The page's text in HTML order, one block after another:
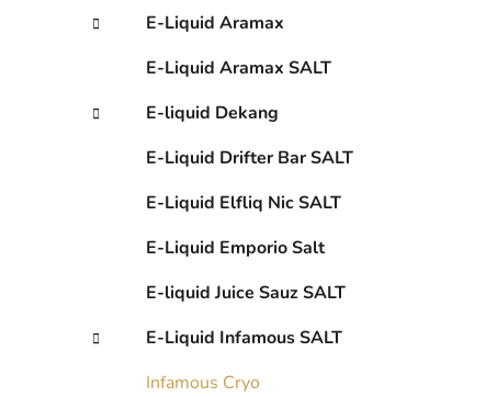
n
p
i
E-Liquid Aramax
E-Liquid Aramax SALT
E-liquid Dekang
E-Liquid Drifter Bar SALT
E-Liquid Elfliq Nic SALT
E-Liquid Emporio Salt
E-liquid Juice Sauz SALT
E-Liquid Infamous SALT
Infamous Cryo